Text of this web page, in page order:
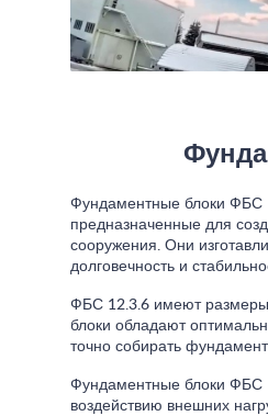
Фундаментные блоки ФБС
предназначенные для
сооружения. Они
долговечность и
ФБС 12.3.6 имеют
блоки обладают
точно собирать
Фундаментные блоки ФБС
воздействию внешних